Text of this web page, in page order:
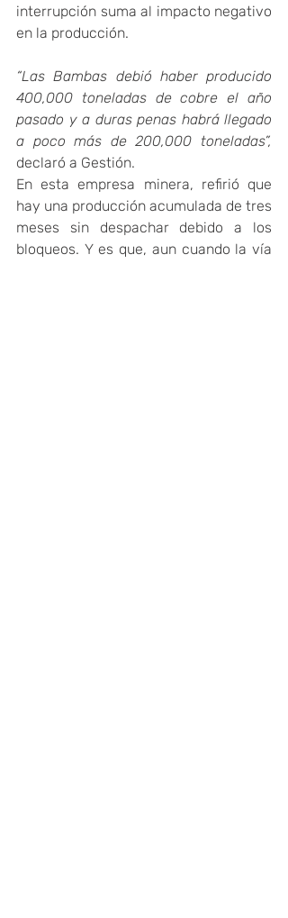
interrupción suma al impacto negativo
en la producción.
“Las Bambas debió haber producido
400,000 toneladas de cobre el año
pasado y a duras penas habrá llegado
a poco más de 200,000 toneladas”,
declaró a Gestión.
En esta empresa minera, refirió que
hay una producción acumulada de tres
meses sin despachar debido a los
bloqueos. Y es que, aun cuando la vía